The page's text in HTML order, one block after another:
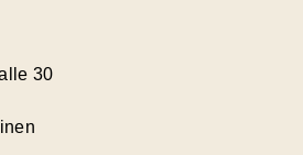
30